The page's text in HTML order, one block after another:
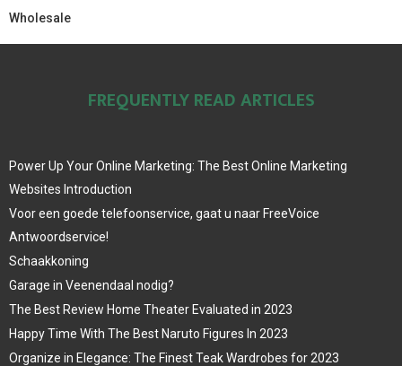
Wholesale
FREQUENTLY READ ARTICLES
Power Up Your Online Marketing: The Best Online Marketing
Websites Introduction
Voor een goede telefoonservice, gaat u naar FreeVoice
Antwoordservice!
Schaakkoning
Garage in Veenendaal nodig?
The Best Review Home Theater Evaluated in 2023
Happy Time With The Best Naruto Figures In 2023
Organize in Elegance: The Finest Teak Wardrobes for 2023